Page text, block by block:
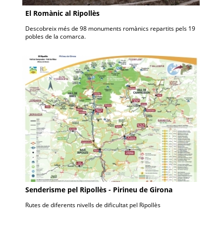
El Romànic al Ripollès
Descobreix més de 98 monuments romànics repartits pels 19
pobles de la comarca.
Senderisme pel Ripollès - Pirineu de Girona
Rutes de diferents nivells de dificultat pel Ripollès